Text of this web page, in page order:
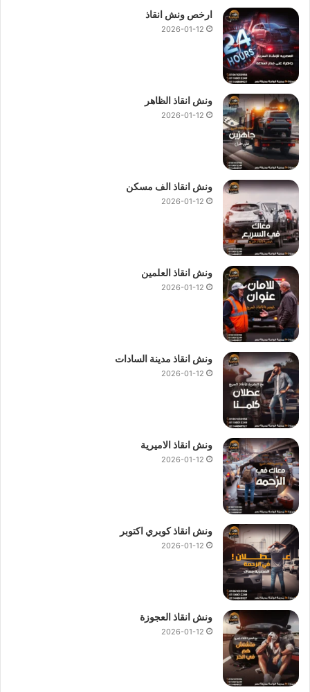
ارخص ونش انقاذ
2026-01-12
ونش انقاذ الظاهر
2026-01-12
ونش انقاذ الف مسكن
2026-01-12
ونش انقاذ العلمين
2026-01-12
ونش انقاذ مدينة السادات
2026-01-12
ونش انقاذ الاميرية
2026-01-12
ونش انقاذ كوبري اكتوبر
2026-01-12
ونش انقاذ العجوزة
2026-01-12